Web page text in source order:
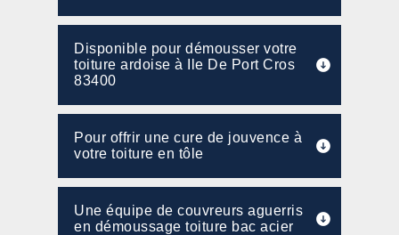
Disponible pour démousser votre
toiture ardoise à Ile De Port Cros
83400
Pour offrir une cure de jouvence à
votre toiture en tôle
Une équipe de couvreurs aguerris
en démoussage toiture bac acier